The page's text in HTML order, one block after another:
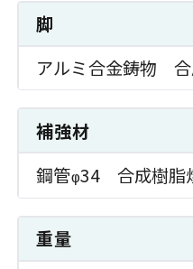
脚
アルミ合金鋳物
補強材
鋼管φ34 合成樹脂
重量